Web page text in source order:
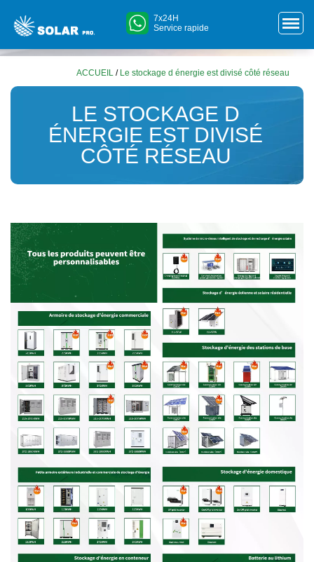
7x24H
Service rapide
ACCUEIL / Le stockage d énergie est divisé côté réseau
LE STOCKAGE D
ÉNERGIE EST DIVISÉ
CÔTÉ RÉSEAU